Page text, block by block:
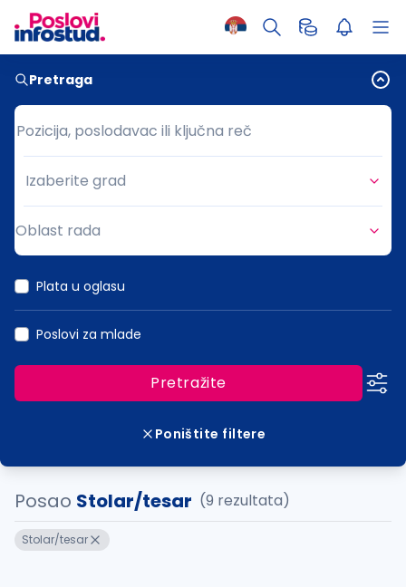
Pretraga
Pozicija, poslodavac ili ključna reč
Pozicija, poslodavac ili ključna reč
Grad
Izaberite grad
Oblast rada
Plata u oglasu
Poslovi za mlade
Pretražite
Poništite filtere
Posao Stolar/tesar (9 rezultata)
Stolar/tesar